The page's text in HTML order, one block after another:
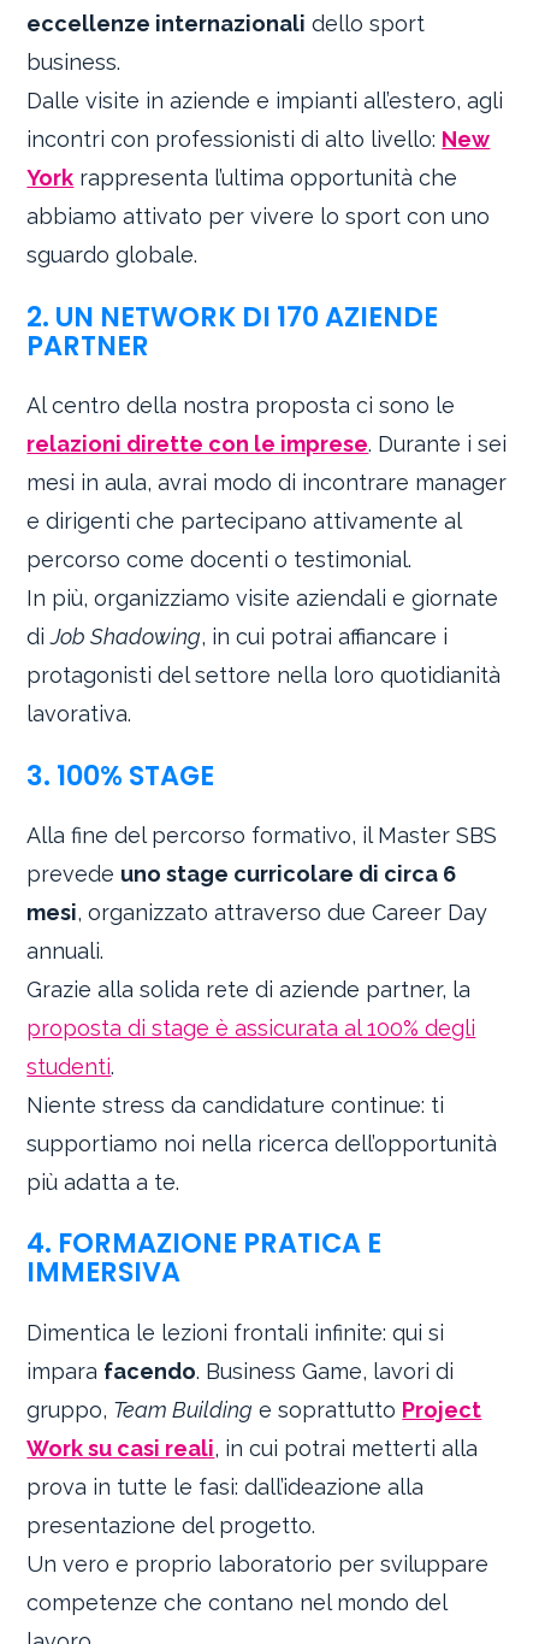
eccellenze internazionali dello sport
business.
Dalle visite in aziende e impianti all’estero, agli
incontri con professionisti di alto livello: New
York rappresenta l’ultima opportunità che
abbiamo attivato per vivere lo sport con uno
sguardo globale.
2. UN NETWORK DI 170 AZIENDE
PARTNER
Al centro della nostra proposta ci sono le
relazioni dirette con le imprese. Durante i sei
mesi in aula, avrai modo di incontrare manager
e dirigenti che partecipano attivamente al
percorso come docenti o testimonial.
In più, organizziamo visite aziendali e giornate
diJob Shadowing, in cui potrai affiancare i
protagonisti del settore nella loro quotidianità
lavorativa.
3. 100% STAGE
Alla fine del percorso formativo, il Master SBS
prevede uno stage curricolare di circa 6
mesi, organizzato attraverso due Career Day
annuali.
Grazie alla solida rete di aziende partner, la
proposta di stage è assicurata al 100% degli
studenti.
Niente stress da candidature continue: ti
supportiamo noi nella ricerca dell’opportunità
più adatta a te.
4. FORMAZIONE PRATICA E
IMMERSIVA
Dimentica le lezioni frontali infinite: qui si
impara facendo. Business Game, lavori di
gruppo, Team Building e soprattutto Project
Work su casi reali, in cui potrai metterti alla
prova in tutte le fasi: dall’ideazione alla
presentazione del progetto.
Un vero e proprio laboratorio per sviluppare
competenze che contano nel mondo del